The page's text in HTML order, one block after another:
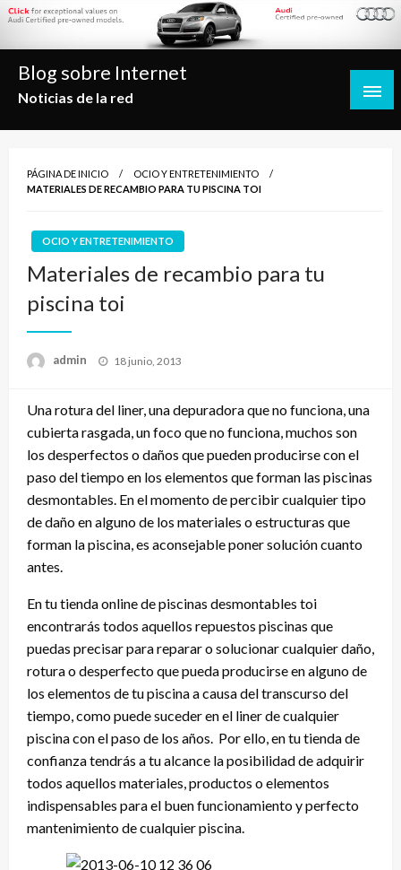
Saltar
contenido
Blog sobre Internet
Noticias de la red
PÁGINA DE INICIO
OCIO Y ENTRETENIMIENTO
MATERIALES DE RECAMBIO PARA TU PISCINA TOI
OCIO Y ENTRETENIMIENTO
Materiales de recambio para tu
piscina toi
admin
Publicado
18 junio, 2013
Una rotura del liner, una depuradora que no funciona, una
cubierta rasgada, un foco que no funciona, muchos son
los desperfectos o daños que pueden producirse con el
paso del tiempo en los elementos que forman las piscinas
desmontables. En el momento de percibir cualquier tipo
de daño en alguno de los materiales o estructuras que
forman la piscina, es aconsejable poner solución cuanto
antes.
En tu tienda online de piscinas desmontables toi
encontrarás todos aquellos repuestos piscinas que
puedas precisar para reparar o solucionar cualquier daño,
rotura o desperfecto que pueda producirse en alguno de
los elementos de tu piscina a causa del transcurso del
tiempo, como puede suceder en el liner de cualquier
piscina con el paso de los años. Por ello, en tu tienda de
confianza tendrás a tu alcance la posibilidad de adquirir
todos aquellos materiales, productos o elementos
indispensables para el buen funcionamiento y perfecto
mantenimiento de cualquier piscina.